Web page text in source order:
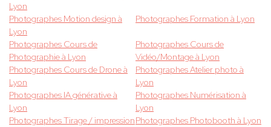
Lyon
Photographes Motion design à
Lyon
Photographes Formation à Lyon
Photographes Cours de
Photographie à Lyon
Photographes Cours de
Vidéo/Montage à Lyon
Photographes Cours de Drone à
Lyon
Photographes Atelier photo à
Lyon
Photographes IA générative à
Lyon
Photographes Numérisation à
Lyon
Photographes Tirage / impressionPhotographes Photobooth à Lyon